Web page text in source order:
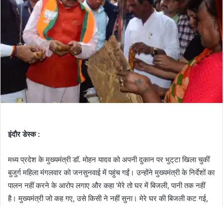
इंदौर डेस्क :
मध्य प्रदेश के मुख्यमंत्री डॉ. मोहन यादव को अपनी दुकान पर भुट्‌टा खिला चुकीं
बुजुर्ग महिला मंगलवार को जनसुनवाई में पहुंच गईं। उन्होंने मुख्यमंत्री के निर्देशों का
पालन नहीं करने के आरोप लगाए और कहा ‘मेरे तो घर में बिजली, पानी तक नहीं
है। मुख्यमंत्री जो कह गए, उसे किसी ने नहीं सुना। मेरे घर की बिजली कट गई,